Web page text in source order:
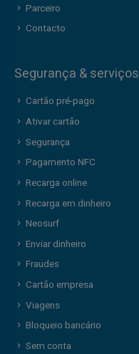
Parceiro
Contacto
Segurança & serviços
Cartão pré-pago
Ativar cartão
Segurança
Pagamento NFC
Recarga online
Recarga em dinheiro
Neosurf
Enviar dinheiro
Fraudes
Cartão empresa
Viagens
Bloqueio bancário
Sem conta